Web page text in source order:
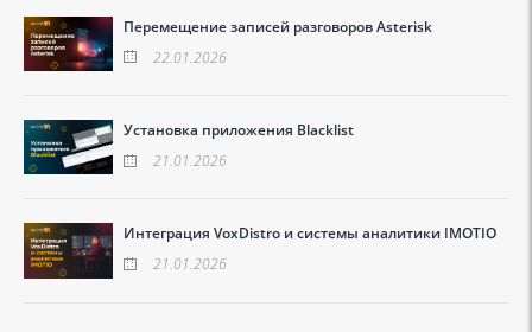
Перемещение записей разговоров Asterisk
22.01.2026
Установка приложения Blacklist
21.01.2026
Интеграция VoxDistro и системы аналитики IMOTIO
21.01.2026